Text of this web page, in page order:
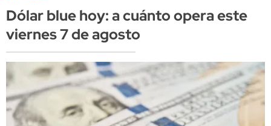
Dólar blue hoy: a cuánto opera este
viernes 7 de agosto